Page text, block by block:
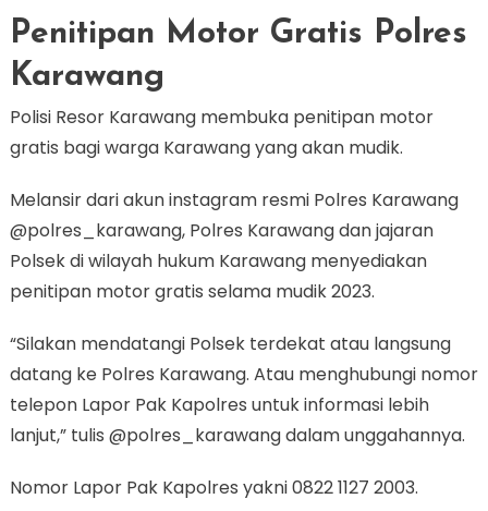
Penitipan Motor Gratis Polres
Karawang
Polisi Resor Karawang membuka penitipan motor
gratis bagi warga Karawang yang akan mudik.
Melansir dari akun instagram resmi Polres Karawang
@polres_karawang, Polres Karawang dan jajaran
Polsek di wilayah hukum Karawang menyediakan
penitipan motor gratis selama mudik 2023.
“Silakan mendatangi Polsek terdekat atau langsung
datang ke Polres Karawang. Atau menghubungi nomor
telepon Lapor Pak Kapolres untuk informasi lebih
lanjut,” tulis @polres_karawang dalam unggahannya.
Nomor Lapor Pak Kapolres yakni 0822 1127 2003.